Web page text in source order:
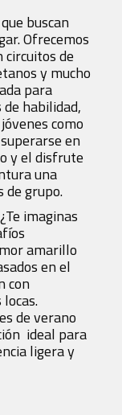
buscan
Ofrecemos
circuitos de
y mucho
para
habilidad,
como
en
y el disfrute
una
de grupo.
¿Te imaginas
amarillo
en el
con
de verano
ideal para
ligera y